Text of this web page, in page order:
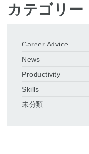
カテゴリー
Career Advice
News
Productivity
Skills
未分類